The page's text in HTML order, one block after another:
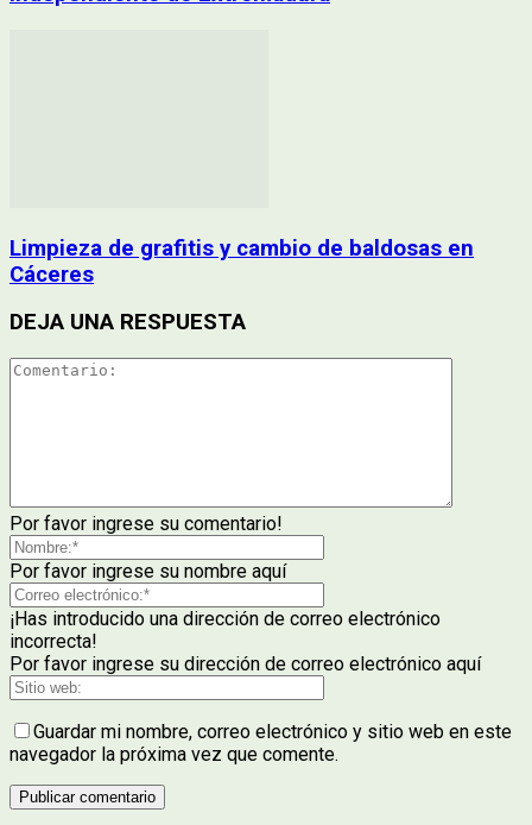
Limpieza de grafitis y cambio de baldosas en
Cáceres
DEJA UNA RESPUESTA
Por favor ingrese su comentario!
Por favor ingrese su nombre aquí
¡Has introducido una dirección de correo electrónico
incorrecta!
Por favor ingrese su dirección de correo electrónico aquí
Guardar mi nombre, correo electrónico y sitio web en este
navegador la próxima vez que comente.